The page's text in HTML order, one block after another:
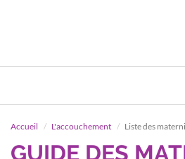
Accueil L'accouchement Liste des
GUIDE DES